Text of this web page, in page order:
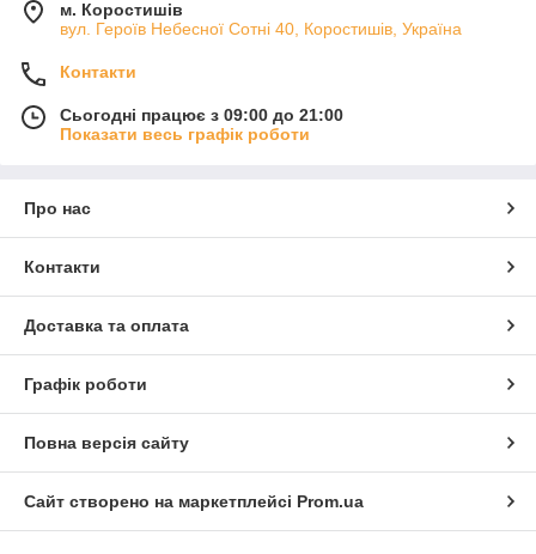
м. Коростишів
вул. Героїв Небесної Сотні 40, Коростишів, Україна
Контакти
Сьогодні працює з 09:00 до 21:00
Показати весь графік роботи
Про нас
Контакти
Доставка та оплата
Графік роботи
Повна версія сайту
Сайт створено на маркетплейсі Prom.ua